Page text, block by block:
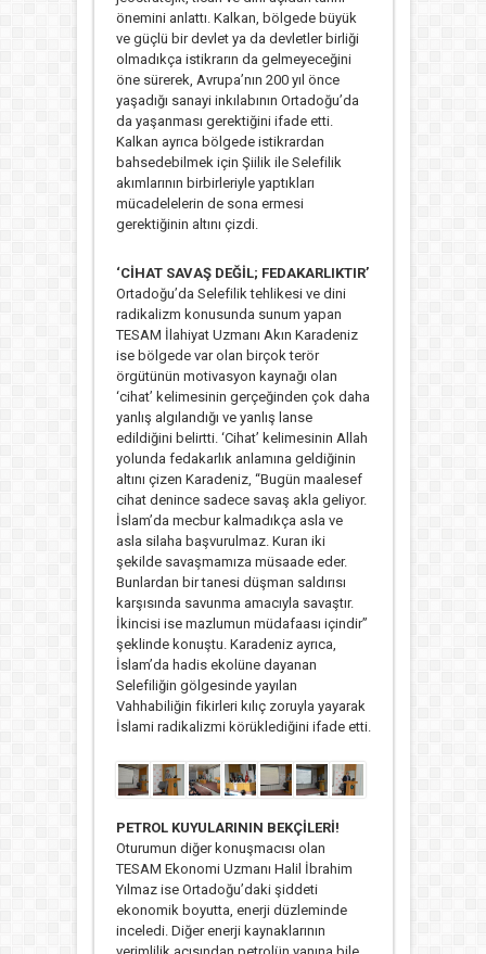
önemini anlattı. Kalkan, bölgede büyük
ve güçlü bir devlet ya da devletler birliği
olmadıkça istikrarın da gelmeyeceğini
öne sürerek, Avrupa’nın 200 yıl önce
yaşadığı sanayi inkılabının Ortadoğu’da
da yaşanması gerektiğini ifade etti.
Kalkan ayrıca bölgede istikrardan
bahsedebilmek için Şiilik ile Selefilik
akımlarının birbirleriyle yaptıkları
mücadelelerin de sona ermesi
gerektiğinin altını çizdi.
‘CİHAT SAVAŞ DEĞİL; FEDAKARLIKTIR’
Ortadoğu’da Selefilik tehlikesi ve dini
radikalizm konusunda sunum yapan
TESAM İlahiyat Uzmanı Akın Karadeniz
ise bölgede var olan birçok terör
örgütünün motivasyon kaynağı olan
‘cihat’ kelimesinin gerçeğinden çok daha
yanlış algılandığı ve yanlış lanse
edildiğini belirtti. ‘Cihat’ kelimesinin Allah
yolunda fedakarlık anlamına geldiğinin
altını çizen Karadeniz, “Bugün maalesef
cihat denince sadece savaş akla geliyor.
İslam’da mecbur kalmadıkça asla ve
asla silaha başvurulmaz. Kuran iki
şekilde savaşmamıza müsaade eder.
Bunlardan bir tanesi düşman saldırısı
karşısında savunma amacıyla savaştır.
İkincisi ise mazlumun müdafaası içindir”
şeklinde konuştu. Karadeniz ayrıca,
İslam’da hadis ekolüne dayanan
Selefiliğin gölgesinde yayılan
Vahhabiliğin fikirleri kılıç zoruyla yayarak
İslami radikalizmi körüklediğini ifade etti.
PETROL KUYULARININ BEKÇİLERİ!
Oturumun diğer konuşmacısı olan
TESAM Ekonomi Uzmanı Halil İbrahim
Yılmaz ise Ortadoğu’daki şiddeti
ekonomik boyutta, enerji düzleminde
inceledi. Diğer enerji kaynaklarının